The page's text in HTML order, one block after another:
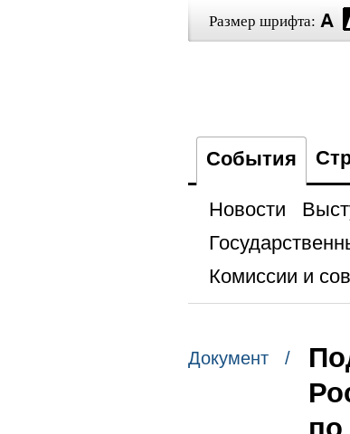
Размер шрифта:
События
Новости
Комиссии и
Документ /